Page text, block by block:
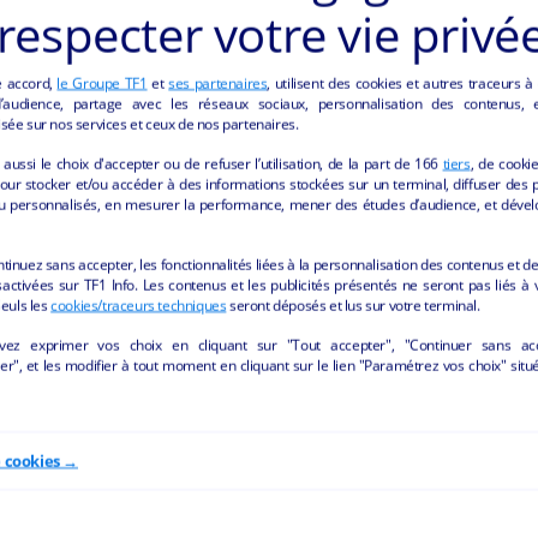
"BIEN-ÊTRE/BEAUTÉ" DE LA REGION
respecter votre vie
accord, le Groupe TF1 etses partenaires, utilisent des cookies et autres traceurs à
partage avec les réseaux sociaux, personnalisation des contenus,
sur nos services et ceux de nos partenaires.
aussi le choix d'accepter ou de refuser l’utilisation, de la part de 166 tiers, de
stocker et/ou accéder à des informations stockées sur un terminal, diffuser des
personnalisés, en mesurer la performance, mener des études d’audience, et
sans accepter, les fonctionnalités liées à la personnalisation des contenus et
sur TF1 Info. Les contenus et les publicités présentés ne seront pas liés à
lescookies/traceurs techniquesseront déposés et lus sur votre terminal.
exprimer vos choix en cliquant sur "Tout accepter", "Continuer sans
et les modifier à tout moment en cliquant sur le lien "Paramétrez vos choix"
cookies →